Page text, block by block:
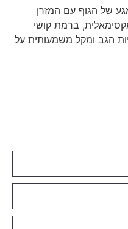
של הגוף עם המזרן
ברמת קושי
הגב ומקל משמעותית על